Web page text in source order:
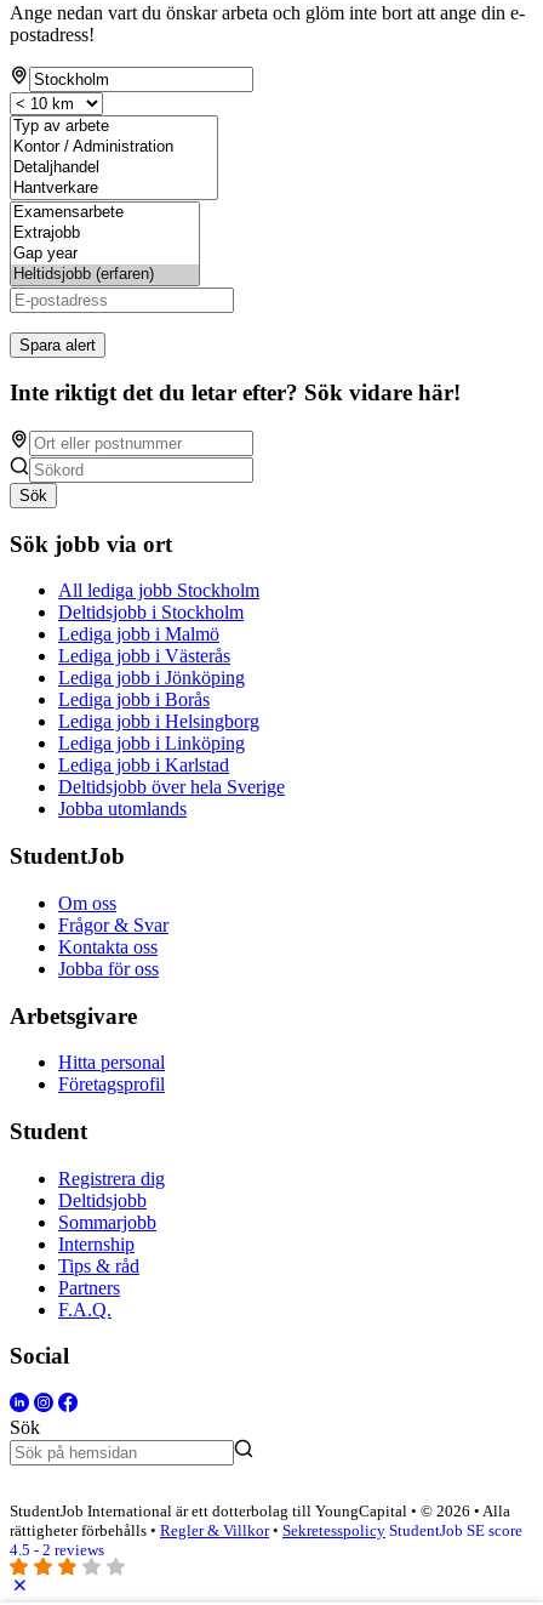
Ange nedan vart du önskar arbeta och glöm inte bort att ange din e-
postadress!
Spara alert
Inte riktigt det du letar efter? Sök vidare här!
Sök
Sök jobb via ort
All lediga jobb Stockholm
Deltidsjobb i Stockholm
Lediga jobb i Malmö
Lediga jobb i Västerås
Lediga jobb i Jönköping
Lediga jobb i Borås
Lediga jobb i Helsingborg
Lediga jobb i Linköping
Lediga jobb i Karlstad
Deltidsjobb över hela Sverige
Jobba utomlands
StudentJob
Om oss
Frågor & Svar
Kontakta oss
Jobba för oss
Arbetsgivare
Hitta personal
Företagsprofil
Student
Registrera dig
Deltidsjobb
Sommarjobb
Internship
Tips & råd
Partners
F.A.Q.
Social
Sök
StudentJob International är ett dotterbolag till YoungCapital • © 2026 • Alla
rättigheter förbehålls • Regler & Villkor• Sekretesspolicy StudentJob SE score
4.5 - 2 reviews